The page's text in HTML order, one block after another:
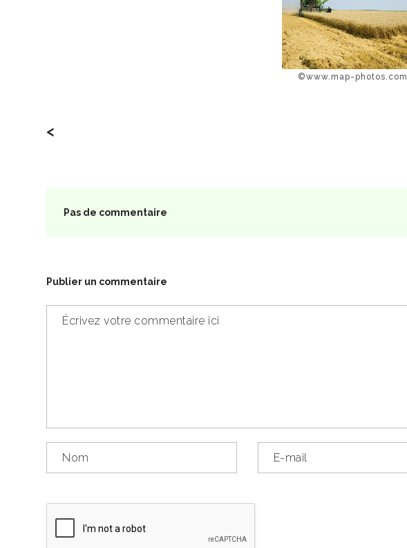
©www.map-photos.com
<
Pas de commentaire
Publier un commentaire